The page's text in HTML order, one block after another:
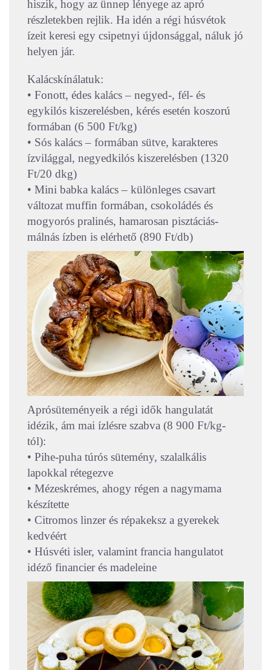
hiszik, hogy az ünnep lényege az apró
részletekben rejlik. Ha idén a régi húsvétok
ízeit keresi egy csipetnyi újdonsággal, náluk jó
helyen jár.
Kalácskínálatuk:
• Fonott, édes kalács – negyed-, fél- és
egykilós kiszerelésben, kérés esetén koszorú
formában (6 500 Ft/kg)
• Sós kalács – formában sütve, karakteres
ízvilággal, negyedkilós kiszerelésben (1320
Ft/20 dkg)
• Mini babka kalács – különleges csavart
változat muffin formában, csokoládés és
mogyorós pralinés, hamarosan pisztáciás-
málnás ízben is elérhető (890 Ft/db)
Aprósüteményeik a régi idők hangulatát
idézik, ám mai ízlésre szabva (8 900 Ft/kg-
tól):
• Pihe-puha túrós sütemény, szalalkális
lapokkal rétegezve
• Mézeskrémes, ahogy régen a nagymama
készítette
• Citromos linzer és répakeksz a gyerekek
kedvéért
• Húsvéti isler, valamint francia hangulatot
idéző financier és madeleine